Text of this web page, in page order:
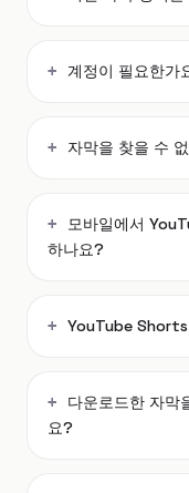
계정이 필요한가
자막을 찾을 수
모바일에서
하나요?
YouTube Shorts
다운로드한 자막
요?